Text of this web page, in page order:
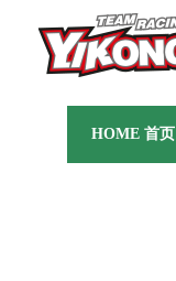
HOME 首页